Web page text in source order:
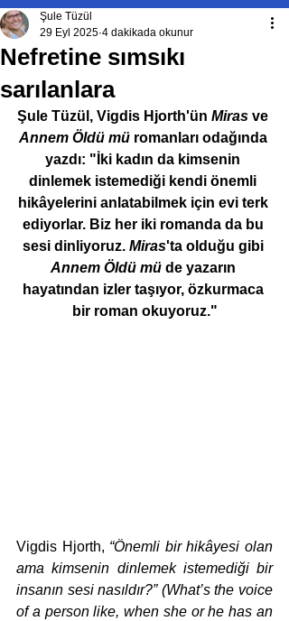
Nefretine sımsıkı
sarılanlara
Şule Tüzül
29 Eyl 2025 4 dakikada okunur
Şule Tüzül, Vigdis Hjorth'ün Miras ve
Annem Öldü mü romanları odağında
yazdı: "İki kadın da kimsenin
dinlemek istemediği kendi önemli
hikâyelerini anlatabilmek için evi terk
ediyorlar. Biz her iki romanda da bu
sesi dinliyoruz. Miras'ta olduğu gibi
Annem Öldü mü de yazarın
hayatından izler taşıyor, özkurmaca
bir roman okuyoruz."
Vigdis Hjorth, “Önemli bir hikâyesi olan
ama kimsenin dinlemek istemediği bir
insanın sesi nasıldır?” (What’s the voice
of a person like, when she or he has an